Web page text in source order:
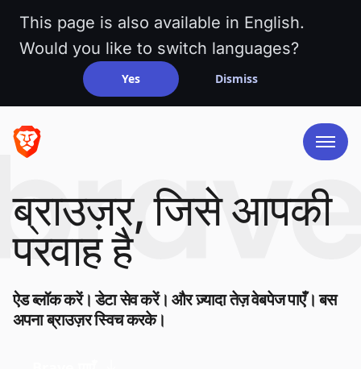
This page is also available in English.
Would you like to switch languages?
Yes Dismiss
ब्राउज़र, जिसे आपकी
परवाह है
ऐड ब्लॉक करें। डेटा सेव करें। और ज़्यादा तेज़ वेबपेज पाएँ। बस
अपना ब्राउज़र स्विच करके।